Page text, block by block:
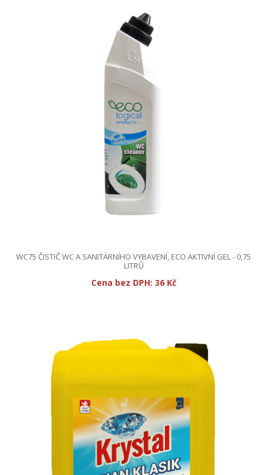
WC75 ČISTIČ WC A SANITÁRNÍHO VYBAVENÍ, ECO AKTIVNÍ GEL - 0,75
LITRŮ
Cena bez DPH: 36 Kč